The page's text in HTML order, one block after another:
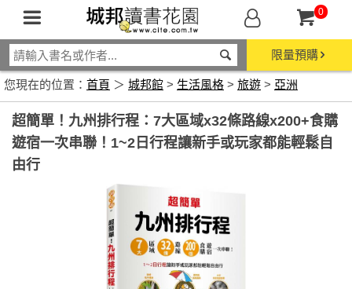
0
限量預購
您現在的位置： 首頁 ＞ 城邦館 > 生活風格 > 旅遊 > 亞洲
超簡單！九州排行程：7大區域x32條路線x200+食購
遊宿一次串聯！1~2日行程讓新手或玩家都能輕鬆自
由行